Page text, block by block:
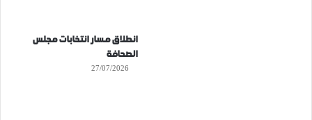
انطلاق مسار انتخابات مجلس
الصحافة
27/07/2026